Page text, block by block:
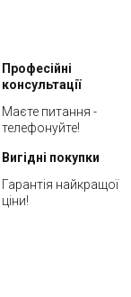
Професійні
консультації
Маєте питання -
телефонуйте!
Вигідні покупки
Гарантія найкращої
ціни!